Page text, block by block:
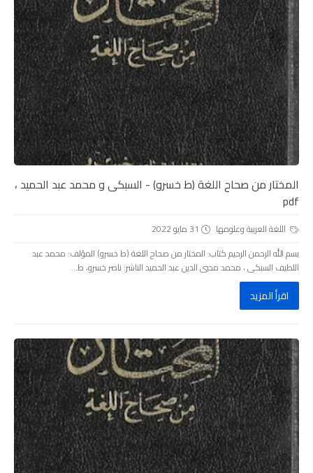
المختار من صحاح اللغة (ط خسرو) - السبكى و محمد عبد الحميد ،
pdf
اللغة العربية وعلومها
31 مايو 2022
بسم الله الرحمن الرحيم كتاب: المختار من صحاح اللغة (ط خسرو) المؤلف: محمد عبد
اللطيف السبكى ، محمد محيي الدين عبد الحميد الناشر: ناصر خسرو، ط...
اقرأ المزيد